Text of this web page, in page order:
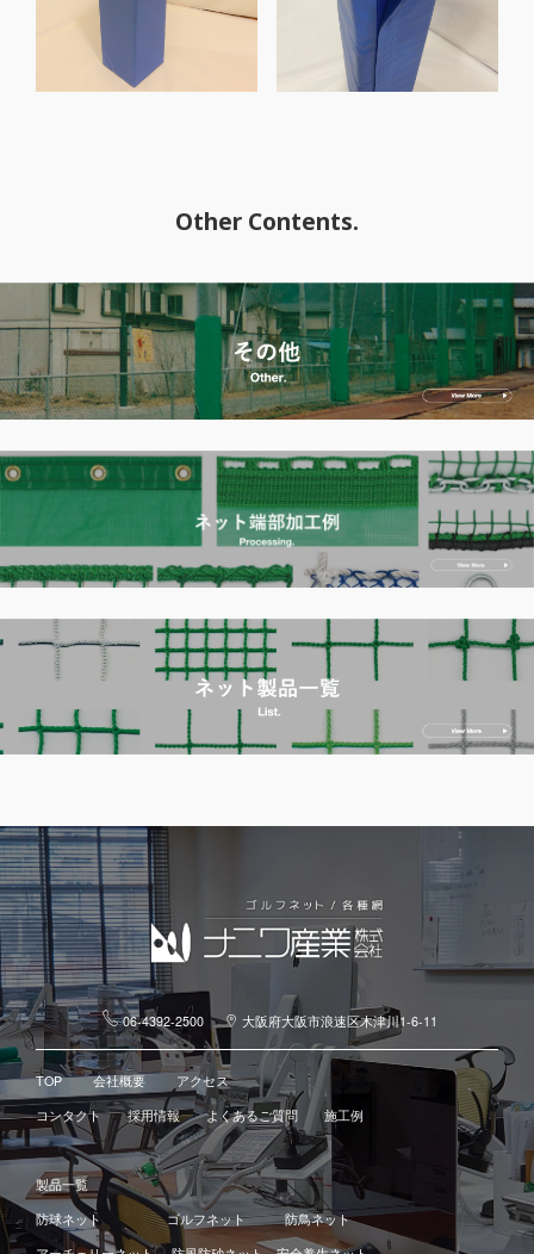
Other Contents.
06-4392-2500 大阪府大阪市浪速区木津川1-6-11
TOP 会社概要
アクセス
コンタクト
採用情報 よくあるご質問 施工例
製品一覧
防球ネット
ゴルフネット
防鳥ネット